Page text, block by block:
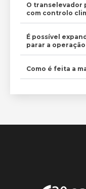
O transelevador
com controlo
É possível
parar a
Como é feita a